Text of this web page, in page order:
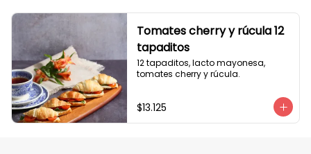
Tomates cherry y rúcula 12
tapaditos
12 tapaditos, lacto mayonesa,
tomates cherry y rúcula.
$13.125